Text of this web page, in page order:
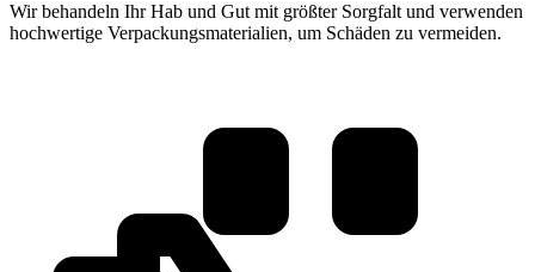
Wir behandeln Ihr Hab und Gut mit größter Sorgfalt und verwenden
hochwertige Verpackungsmaterialien, um Schäden zu vermeiden.